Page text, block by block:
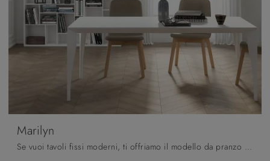
Marilyn
Se vuoi tavoli fissi moderni, ti offriamo il modello da pranzo in laminato Marilyn del marchio Pointhouse.